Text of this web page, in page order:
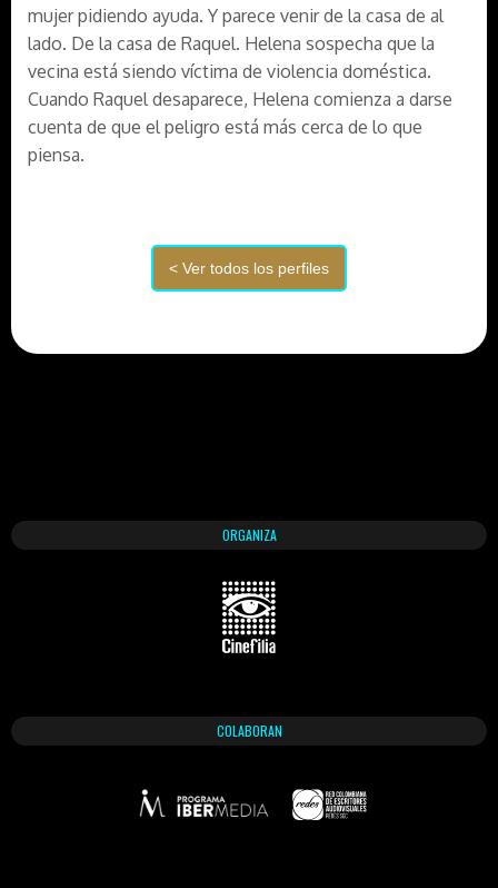
mujer pidiendo ayuda. Y parece venir de la casa de al
lado. De la casa de Raquel. Helena sospecha que la
vecina está siendo víctima de violencia doméstica.
Cuando Raquel desaparece, Helena comienza a darse
cuenta de que el peligro está más cerca de lo que
piensa.
ORGANIZA
COLABORAN